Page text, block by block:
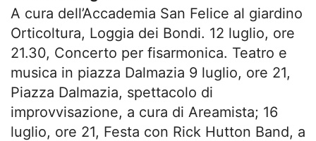
A cura dell’Accademia San Felice al giardino
Orticoltura, Loggia dei Bondi. 12 luglio, ore
21.30, Concerto per fisarmonica. Teatro e
musica in piazza Dalmazia 9 luglio, ore 21,
Piazza Dalmazia, spettacolo di
improvvisazione, a cura di Areamista; 16
luglio, ore 21, Festa con Rick Hutton Band, a